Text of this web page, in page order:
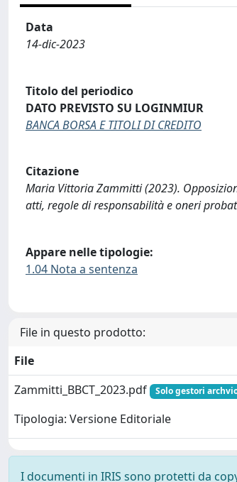
Data
14-dic-2023
Titolo del periodico
DATO PREVISTO SU LOGINMIUR
BANCA BORSA E TITOLI DI CREDITO
Citazione
Maria Vittoria Zammitti (2023).
atti, regole di responsabilità e oneri
Appare nelle tipologie:
1.04 Nota a sentenza
File in questo prodotto:
File
Zammitti_BBCT_2023.pdf
Solo gestori
Tipologia: Versione Editoriale
I documenti in IRIS sono protetti da